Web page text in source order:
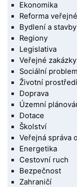
Ekonomika
Reforma
Bydlení a stavby
Regiony
Legislativa
Veřejné zakázky
Sociální
Životní prostředí
Doprava
Územní
Dotace
Školství
Veřejná správa
Energetika
Cestovní ruch
Bezpečnost
Zahraničí